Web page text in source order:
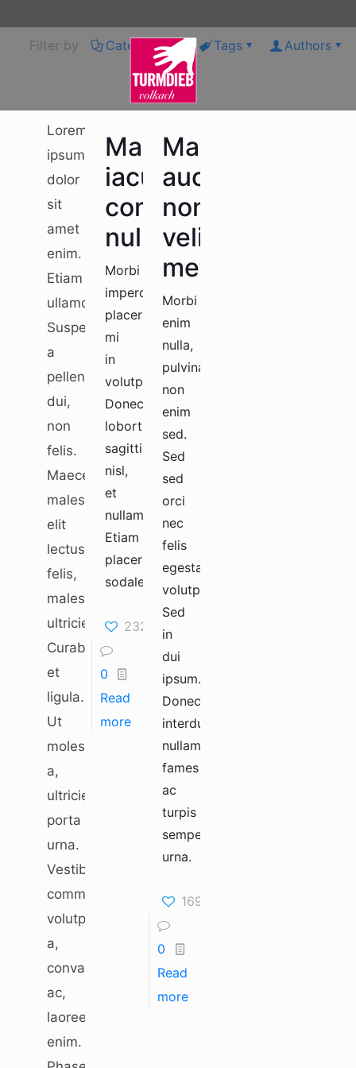
Filter by Categories Tags Authors
Lorem
ipsum
dolor
sit
amet
enim.
Etiam
ullamcorper.
Suspendisse
a
pellentesque
dui,
non
felis.
Maecenas
malesuada
elit
lectus
felis,
malesuada
ultricies.
Curabitur
et
ligula.
Ut
molestie
a,
ultricies
porta
urna.
Vestibulum
commodo
volutpat
a,
convallis
ac,
laoreet
enim.
Mauris
iaculis
commodo
nullam
Morbi
imperdiet
placerat
mi
in
volutpat.
Donec
lobortis
sagittis
nisl,
et
nullam.
Etiam
placerat
sodales.
232
0
Read
more
Mauris
auctor
non
velit
metus
Morbi
enim
nulla,
pulvinar
non
enim
sed.
Sed
sed
orci
nec
felis
egestas
volutpat.
Sed
in
dui
ipsum.
Donec
interdum
nullam
fames
ac
turpis
semper
urna.
169
0
Read
more